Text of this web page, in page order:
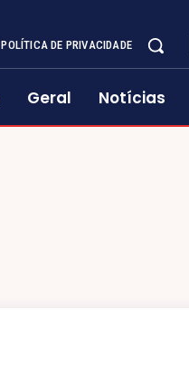
POLÍTICA DE PRIVACIDADE
Geral Notícias